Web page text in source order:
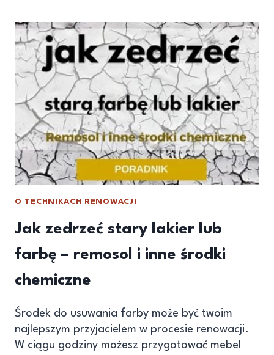
O TECHNIKACH RENOWACJI
Jak zedrzeć stary lakier lub
farbę – remosol i inne środki
chemiczne
Środek do usuwania farby może być twoim
najlepszym przyjacielem w procesie renowacji.
W ciągu godziny możesz przygotować mebel